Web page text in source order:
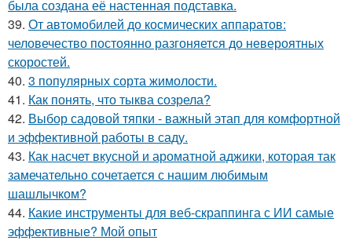
была создана её настенная подставка.
39. От автомобилей до космических аппаратов:
человечество постоянно разгоняется до невероятных
скоростей.
40. 3 популярных сорта жимолости.
41. Как понять, что тыква созрела?
42. Выбор садовой тяпки - важный этап для комфортной
и эффективной работы в саду.
43. Как насчет вкусной и ароматной аджики, которая так
замечательно сочетается с нашим любимым
шашлычком?
44. Какие инструменты для веб-скраппинга с ИИ самые
эффективные? Мой опыт